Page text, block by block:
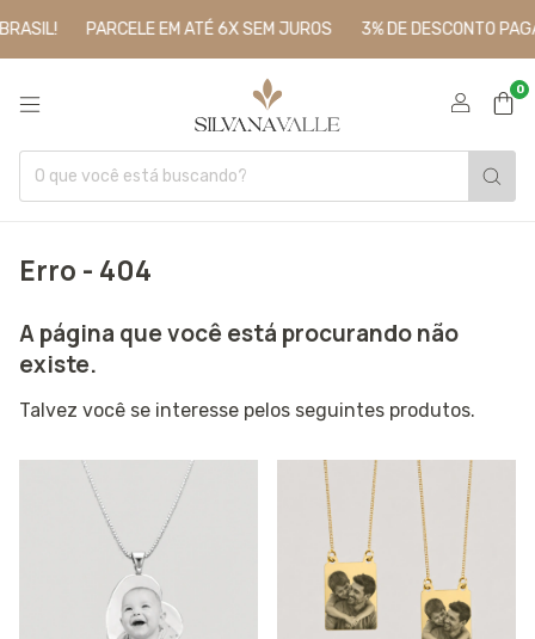
PARCELE EM ATÉ 6X SEM JUROS 3% DE DESCONTO
0
Erro - 404
A página que você está procurando não
existe.
Talvez você se interesse pelos seguintes produtos.